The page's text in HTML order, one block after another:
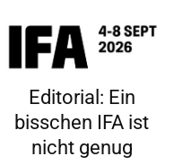
Editorial: Ein
bisschen IFA ist
nicht genug